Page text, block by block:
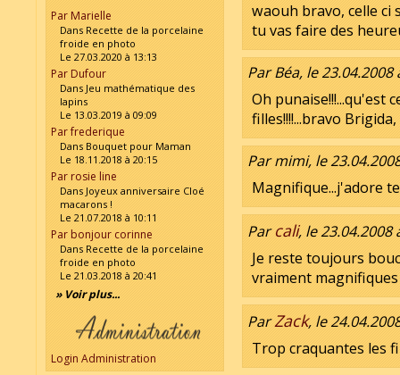
Par Marielle
Dans Recette de la porcelaine
froide en photo
Le 27.03.2020 à 13:13
Par Dufour
Dans Jeu mathématique des
lapins
Le 13.03.2019 à 09:09
Par frederique
Dans Bouquet pour Maman
Le 18.11.2018 à 20:15
Par rosie line
Dans Joyeux anniversaire Cloé
macarons !
Le 21.07.2018 à 10:11
Par bonjour corinne
Dans Recette de la porcelaine
froide en photo
Le 21.03.2018 à 20:41
» Voir plus...
Login Administration
waouh bravo, celle ci
tu vas faire des
Par Béa, le 23.04.2008
Oh punaise!!!...qu'est
filles!!!!...bravo
Par mimi, le
Magnifique...j'adore
Parcali, le 23.04.2008
Je reste toujours
vraiment
ParZack, le
Trop craquantes les